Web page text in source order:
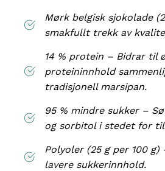
Mørk belgisk sjokolade
smakfullt trekk av
14 % protein – Bidrar til
proteininnhold
tradisjonell marsipan.
95 % mindre sukker –
og sorbitol i stedet for
Polyoler (25 g per 100 g)
lavere sukkerinnhold.